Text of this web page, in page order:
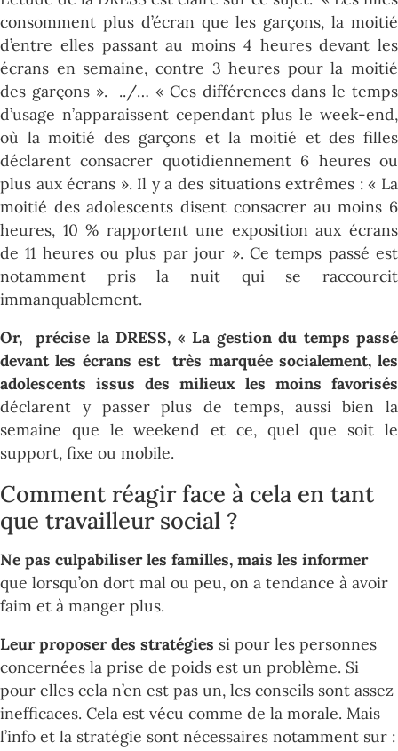
consomment plus d’écran que les garçons, la moitié
d’entre elles passant au moins 4 heures devant les
écrans en semaine, contre 3 heures pour la moitié
des garçons ». ../… « Ces différences dans le temps
d’usage n’apparaissent cependant plus le week-end,
où la moitié des garçons et la moitié et des filles
déclarent consacrer quotidiennement 6 heures ou
plus aux écrans ». Il y a des situations extrêmes : « La
moitié des adolescents disent consacrer au moins 6
heures, 10 % rapportent une exposition aux écrans
de 11 heures ou plus par jour ». Ce temps passé est
notamment pris la nuit qui se raccourcit
immanquablement.
Or, précise la DRESS, « La gestion du temps passé
devant les écrans est très marquée socialement, les
adolescents issus des milieux les moins favorisés
déclarent y passer plus de temps, aussi bien la
semaine que le weekend et ce, quel que soit le
support, fixe ou mobile.
Comment réagir face à cela en tant
que travailleur social ?
Ne pas culpabiliser les familles, mais les informer
que lorsqu’on dort mal ou peu, on a tendance à avoir
faim et à manger plus.
Leur proposer des stratégies si pour les personnes
concernées la prise de poids est un problème. Si
pour elles cela n’en est pas un, les conseils sont assez
inefficaces. Cela est vécu comme de la morale. Mais
l’info et la stratégie sont nécessaires notamment sur :